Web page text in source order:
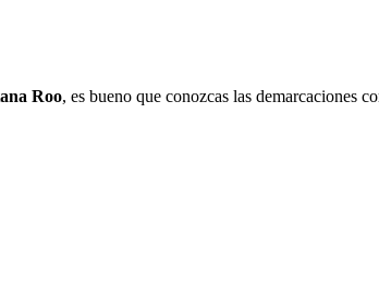
Roo, es bueno que conozcas las demarcaciones